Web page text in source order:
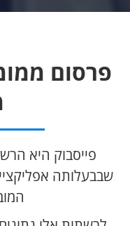
פרסום
פייסבוק היא
שבבעלותה